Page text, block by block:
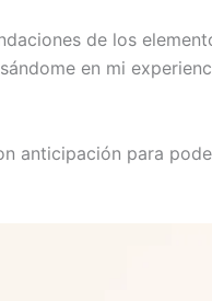
de los
en mi
anticipación para